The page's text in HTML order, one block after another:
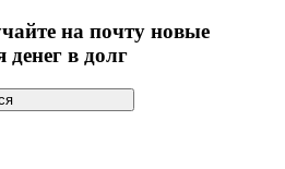
на почту новые
в долг